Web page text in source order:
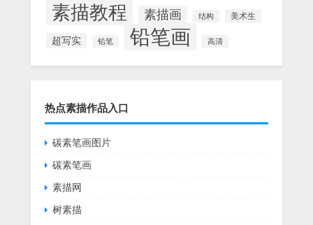
素描教程 素描画 结构 美术生
超写实 铅笔 铅笔画 高清
热点素描作品入口
碳素笔画图片
碳素笔画
素描网
树素描